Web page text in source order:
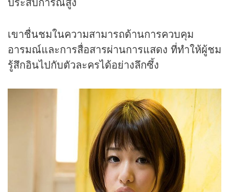
เขาชื่นชมในความสามารถด้านการควบคุม
อารมณ์และการสื่อสารผ่านการแสดง ที่ทำให้ผู้ชม
รู้สึกอินไปกับตัวละครได้อย่างลึกซึ้ง